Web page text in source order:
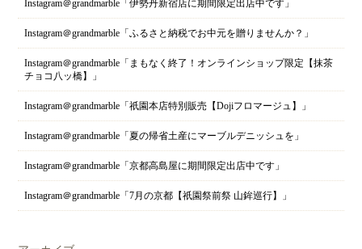
Instagram＠grandmarble「伊勢丹新宿店に期間限定出店中です」
Instagram＠grandmarble「ふるさと納税でお中元を贈りませんか？」
Instagram＠grandmarble「まもなく終了！オンラインショップ限定【抹茶
チョコ八ッ橋】」
Instagram＠grandmarble「祇園本店特別販売【Dojiフロマージュ】」
Instagram＠grandmarble「夏の帰省土産にマーブルデニッシュを」
Instagram＠grandmarble「京都高島屋に期間限定出店中です」
Instagram＠grandmarble「7月の京都【祇園祭前祭 山鉾巡行】」